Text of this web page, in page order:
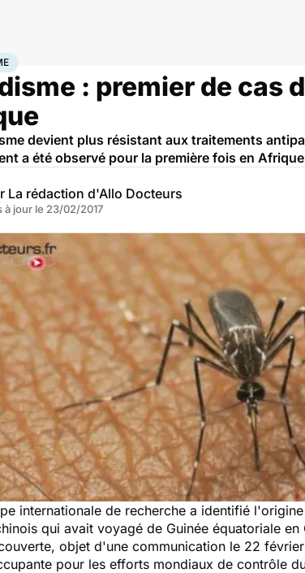
Paludisme
: premier de cas
devient plus résistant aux traitements
a été observé pour la première fois en
La rédaction d'Allo Docteurs
à jour le 23/02/2017
internationale de recherche a identifié
qui avait voyagé de Guinée équatoriale en
objet d'une communication le 22
pour les efforts mondiaux de contrôle